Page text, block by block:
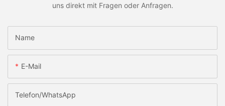
uns direkt mit Fragen oder Anfragen.
Name
E-Mail
Telefon/WhatsApp